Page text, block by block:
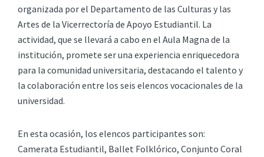
organizada por el Departamento de las Culturas y las
Artes de la Vicerrectoría de Apoyo Estudiantil. La
actividad, que se llevará a cabo en el Aula Magna de la
institución, promete ser una experiencia enriquecedora
para la comunidad universitaria, destacando el talento y
la colaboración entre los seis elencos vocacionales de la
universidad.
En esta ocasión, los elencos participantes son:
Camerata Estudiantil, Ballet Folklórico, Conjunto Coral